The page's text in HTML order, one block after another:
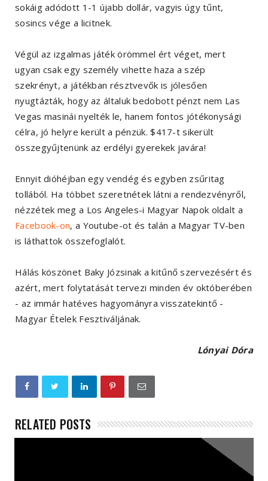
sokáig adódott 1-1 újabb dollár, vagyis úgy tűnt,
sosincs vége a licitnek.
Végül az izgalmas játék örömmel ért véget, mert
ugyan csak egy személy vihette haza a szép
szekrényt, a játékban résztvevők is jólesően
nyugtázták, hogy az általuk bedobott pénzt nem Las
Vegas masinái nyelték le, hanem fontos jótékonysági
célra, jó helyre került a pénzük. $417-t sikerült
összegyűjtenünk az erdélyi gyerekek javára!
Ennyit dióhéjban egy vendég és egyben zsűritag
tollából. Ha többet szeretnétek látni a rendezvényről,
nézzétek meg a Los Angeles-i Magyar Napok oldalt a
Facebook-on, a Youtube-ot és talán a Magyar TV-ben
is láthattok összefoglalót.
Hálás köszönet Baky Józsinak a kitűnő szervezésért és
azért, mert folytatását tervezi minden év októberében
- az immár hatéves hagyományra visszatekintő -
Magyar Ételek Fesztiváljának.
Lónyai Dóra
RELATED POSTS